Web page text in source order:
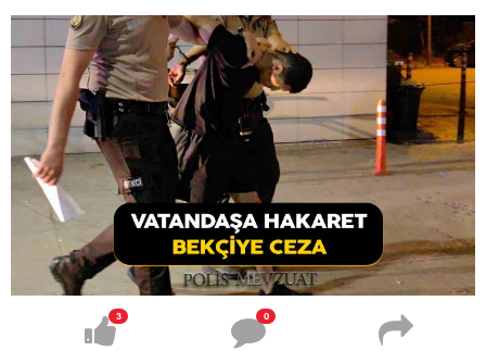
3 0